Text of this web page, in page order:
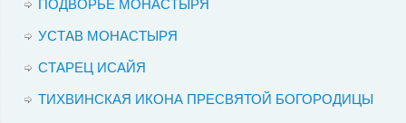
ПОДВОРЬЕ МОНАСТЫРЯ
УСТАВ МОНАСТЫРЯ
СТАРЕЦ ИСАЙЯ
ТИХВИНСКАЯ ИКОНА ПРЕСВЯТОЙ БОГОРОДИЦЫ